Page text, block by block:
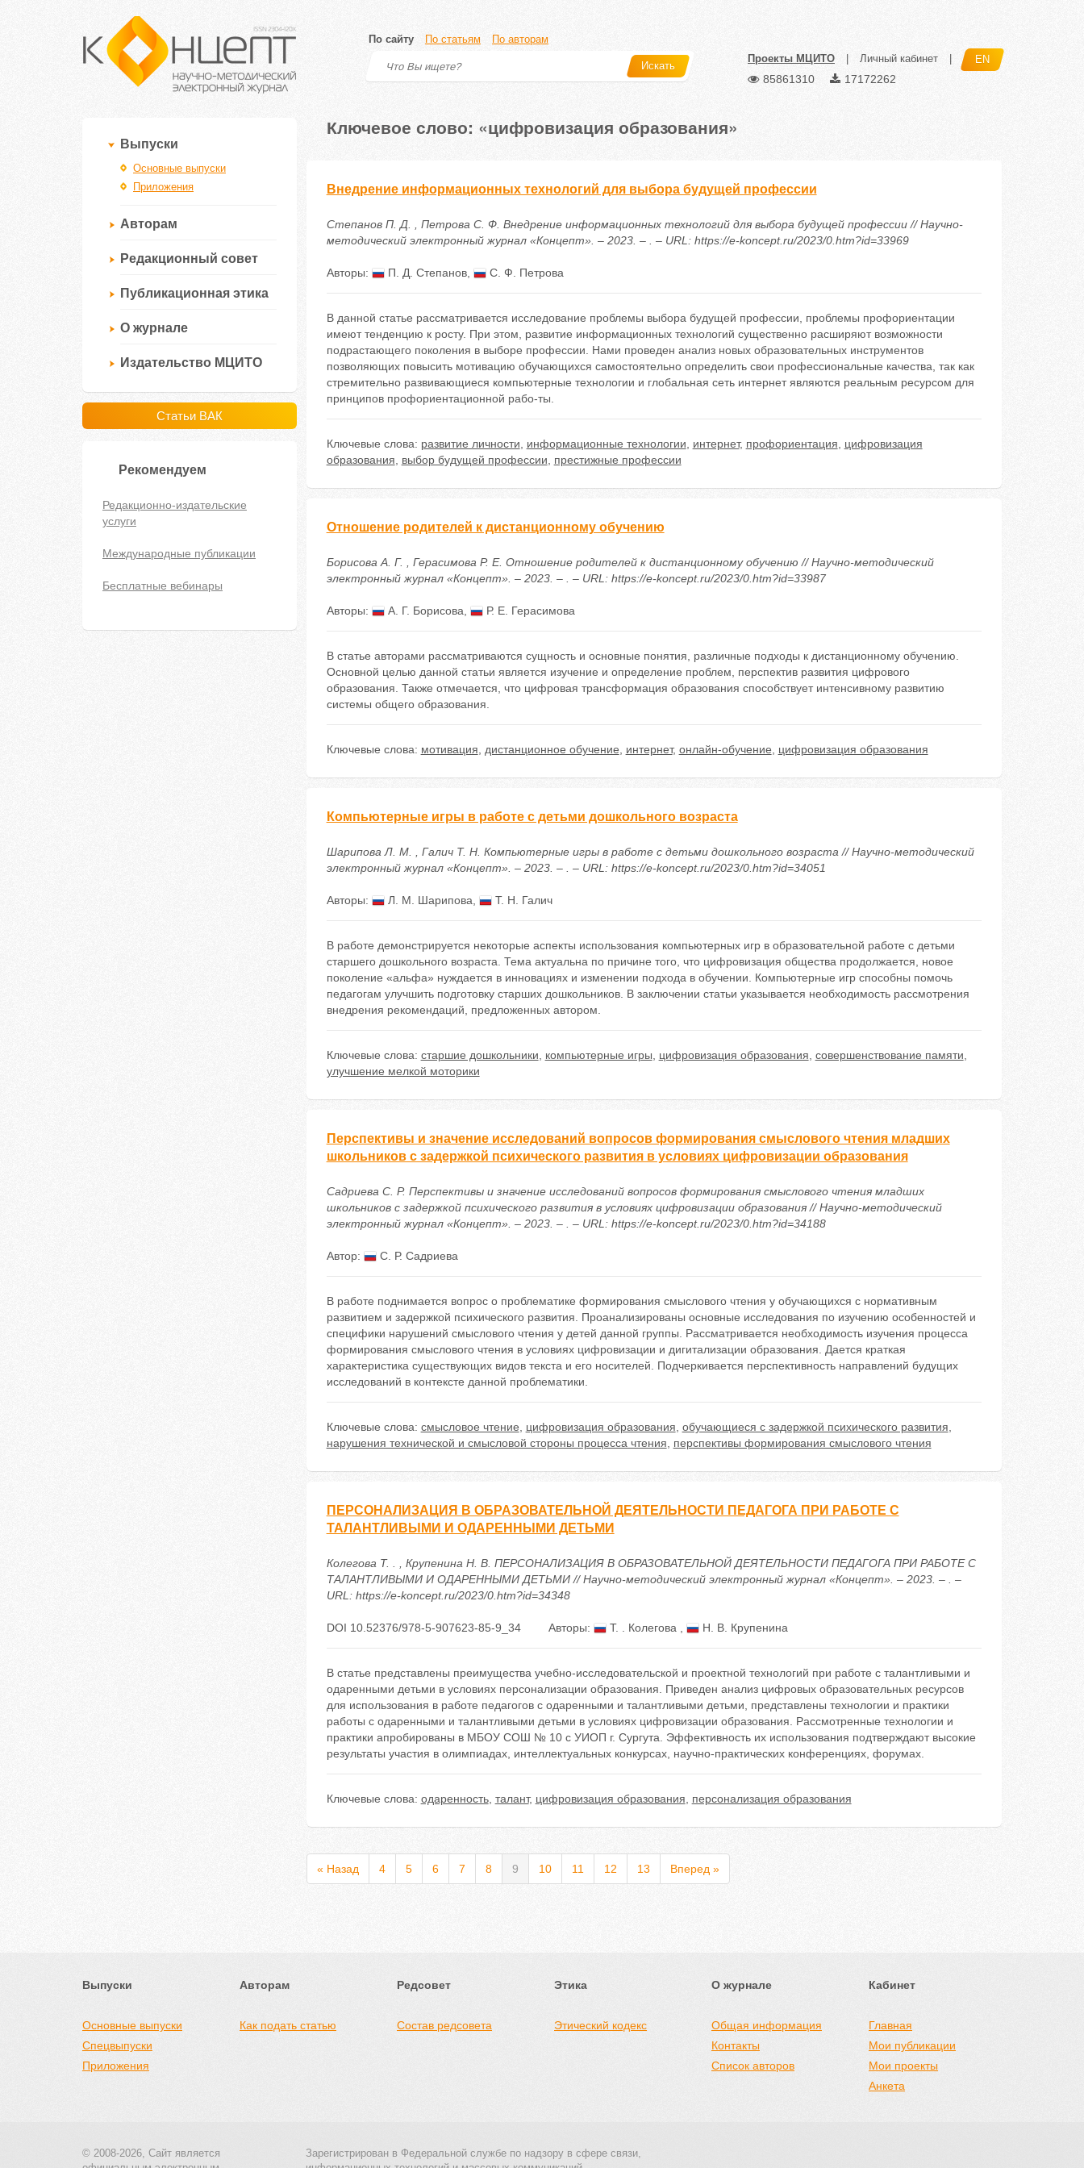
По сайту По статьям По авторам
Искать
Проекты МЦИТО Личный кабинет EN
85861310 17172262
Выпуски
Основные выпуски
Приложения
Авторам
Редакционный совет
Публикационная этика
О журнале
Издательство МЦИТО
Статьи ВАК
Рекомендуем
Редакционно-издательские
услуги
Международные публикации
Бесплатные вебинары
Ключевое слово: «цифровизация образования»
Внедрение информационных технологий для выбора будущей профессии
Степанов П. Д. , Петрова С. Ф. Внедрение информационных технологий для выбора будущей профессии // Научно-
методический электронный журнал «Концепт». – 2023. – . – URL: https://e-koncept.ru/2023/0.htm?id=33969
Авторы: П. Д. Степанов, С. Ф. Петрова
В данной статье рассматривается исследование проблемы выбора будущей профессии, проблемы профориентации
имеют тенденцию к росту. При этом, развитие информационных технологий существенно расширяют возможности
подрастающего поколения в выборе профессии. Нами проведен анализ новых образовательных инструментов
позволяющих повысить мотивацию обучающихся самостоятельно определить свои профессиональные качества, так как
стремительно развивающиеся компьютерные технологии и глобальная сеть интернет являются реальным ресурсом для
принципов профориентационной рабо-ты.
Ключевые слова: развитие личности информационные технологии интернет, профориентация
цифровизация
образования
выбор будущей профессии престижные профессии
Отношение родителей к дистанционному обучению
Борисова А. Г. , Герасимова Р. Е. Отношение родителей к дистанционному обучению // Научно-методический
электронный журнал «Концепт». – 2023. – . – URL: https://e-koncept.ru/2023/0.htm?id=33987
Авторы: А. Г. Борисова Р. Е. Герасимова
В статье авторами рассматриваются сущность и основные понятия, различные подходы к дистанционному обучению.
Основной целью данной статьи является изучение и определение проблем, перспектив развития цифрового
образования. Также отмечается, что цифровая трансформация образования способствует интенсивному развитию
системы общего образования.
Ключевые слова: мотивация дистанционное обучение интернет, онлайн-обучение цифровизация образования
Компьютерные игры в работе с детьми дошкольного возраста
Шарипова Л. М. , Галич Т. Н. Компьютерные игры в работе с детьми дошкольного возраста // Научно-методический
электронный журнал «Концепт». – 2023. – . – URL: https://e-koncept.ru/2023/0.htm?id=34051
Авторы: Л. М. Шарипова Т. Н. Галич
В работе демонстрируется некоторые аспекты использования компьютерных игр в образовательной работе с детьми
старшего дошкольного возраста. Тема актуальна по причине того, что цифровизация общества продолжается, новое
поколение «альфа» нуждается в инновациях и изменении подхода в обучении. Компьютерные игр способны помочь
педагогам улучшить подготовку старших дошкольников. В заключении статьи указывается необходимость рассмотрения
внедрения рекомендаций, предложенных автором.
Ключевые слова: старшие дошкольники компьютерные игры цифровизация образования совершенствование памяти
улучшение мелкой моторики
Перспективы и значение исследований вопросов формирования смыслового чтения младших
школьников с задержкой психического развития в условиях цифровизации образования
Садриева С. Р. Перспективы и значение исследований вопросов формирования смыслового чтения младших
школьников с задержкой психического развития в условиях цифровизации образования // Научно-методический
электронный журнал «Концепт». – 2023. – . – URL: https://e-koncept.ru/2023/0.htm?id=34188
Автор: С. Р. Садриева
В работе поднимается вопрос о проблематике формирования смыслового чтения у обучающихся с нормативным
развитием и задержкой психического развития. Проанализированы основные исследования по изучению особенностей и
специфики нарушений смыслового чтения у детей данной группы. Рассматривается необходимость изучения процесса
формирования смыслового чтения в условиях цифровизации и дигитализации образования. Дается краткая
характеристика существующих видов текста и его носителей. Подчеркивается перспективность направлений будущих
исследований в контексте данной проблематики.
Ключевые слова: смысловое чтение цифровизация образования обучающиеся с задержкой психического развития
нарушения технической и смысловой стороны процесса чтения
перспективы формирования смыслового чтения
ПЕРСОНАЛИЗАЦИЯ В ОБРАЗОВАТЕЛЬНОЙ ДЕЯТЕЛЬНОСТИ ПЕДАГОГА ПРИ РАБОТЕ С
ТАЛАНТЛИВЫМИ И ОДАРЕННЫМИ ДЕТЬМИ
Колегова Т. . , Крупенина Н. В. ПЕРСОНАЛИЗАЦИЯ В ОБРАЗОВАТЕЛЬНОЙ ДЕЯТЕЛЬНОСТИ ПЕДАГОГА ПРИ РАБОТЕ С
ТАЛАНТЛИВЫМИ И ОДАРЕННЫМИ ДЕТЬМИ // Научно-методический электронный журнал «Концепт». – 2023. – . –
URL: https://e-koncept.ru/2023/0.htm?id=34348
DOI 10.52376/978-5-907623-85-9_34 Авторы: Т. . Колегова Н. В. Крупенина
В статье представлены преимущества учебно-исследовательской и проектной технологий при работе с талантливыми и
одаренными детьми в условиях персонализации образования. Приведен анализ цифровых образовательных ресурсов
для использования в работе педагогов с одаренными и талантливыми детьми, представлены технологии и практики
работы с одаренными и талантливыми детьми в условиях цифровизации образования. Рассмотренные технологии и
практики апробированы в МБОУ СОШ № 10 с УИОП г. Сургута. Эффективность их использования подтверждают высокие
результаты участия в олимпиадах, интеллектуальных конкурсах, научно-практических конференциях, форумах.
Ключевые слова: одаренность, талант, цифровизация образования персонализация образования
« Назад 4 5 6 7 8 9 10 11 12 13 Вперед »
Выпуски
Основные выпуски
Спецвыпуски
Приложения
Авторам
Как подать статью
Редсовет
Состав редсовета
Этика
Этический кодекс
О журнале
Общая информация
Контакты
Список авторов
Кабинет
Главная
Мои публикации
Мои проекты
Анкета
© 2008-2026, Сайт является
Зарегистрирован в Федеральной службе по надзору в сфере связи,